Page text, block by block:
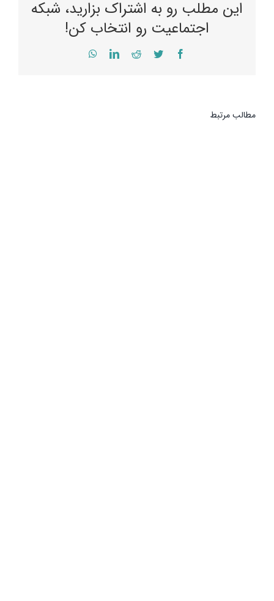
این مطلب رو به اشتراک بزارید، شبکه
اجتماعیت رو انتخاب کن!
Facebook
Twitter
Reddit
LinkedIn
WhatsApp
مطالب مرتبط